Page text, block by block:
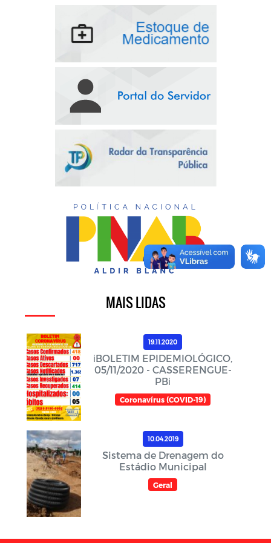
MAIS LIDAS
19.11.2020
ℹ️BOLETIM EPIDEMIOLÓGICO,
05/11/2020 - CASSERENGUE-
PBℹ️
Coronavírus (COVID-19)
10.04.2019
Sistema de Drenagem do
Estádio Municipal
Geral